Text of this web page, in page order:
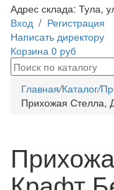
Адрес склада: Тула,
Вход / Регистрация
Написать директору
Корзина 0 руб
Главная/Каталог/
Прихожая Стелла,